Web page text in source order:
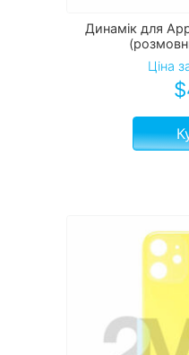
Динамік для
Ціна
$